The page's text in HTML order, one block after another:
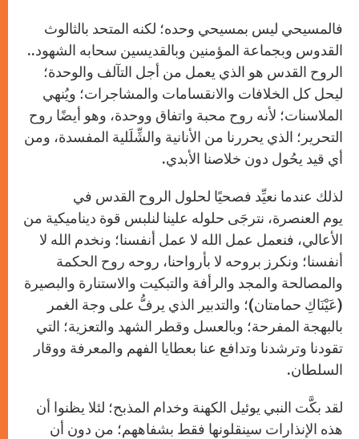
فالمسيحي ليس بمسيحي وحده؛ لكنه المتحد بالثالوث
القدوس وبجماعة المؤمنين وبالقديسين سحابه الشهود..
الروح القدس هو الذﻱ يعمل من أجل التآلف والوحدة؛
ليحل كل الخلافات والانقسامات والمشاجرات؛ ويُنهي
الملاسنات؛ لأنه روح محبة واتفاق ووحدة، وهو أيضًا روح
التحرير؛ الذﻱ يحررنا من الأنانية والشِّلَلية المفسدة، ومن
أﻱ قيد يحُول دون خلاصنا الأبدﻱ.
لذلك عندما نعيِّد فصحيًا لحلول الروح القدس في
يوم العنصرة، نترجَى حلوله علينا لنلبس قوة ديناميكية من
الأعالي، فنعمل عمل الله لا عمل أنفسنا؛ ونخدم الله لا
أنفسنا؛ ونكرز بروحه لا بأرواحنا، روحه روح الحكمة
والمصالحة والمجد والرأفة والتبكيت والاستنارة والبصيرة
(عَيْنَاكِ حمامتان)؛ والتدبير الذﻱ يرفُّ على وجة الغمر
بالبهجة المفرحة؛ وبالعسل وقطر الشهد والتعزية؛ التي
تقودنا وترشدنا وتدافع عنا بعطايا الفهم والمعرفة ووقار
السلطان.
لقد بكَّت النبي يوئيل الكهنة وخدام المذبح؛ لئلا يظنوا أن
هذه الإنذارات سينقلونها فقط بشفاههم؛ من دون أن